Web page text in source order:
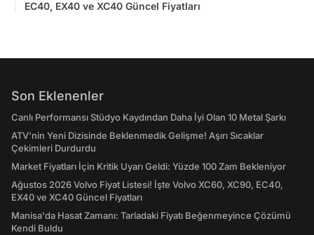
EC40, EX40 ve XC40 Güncel Fiyatları
Son Eklenenler
Canlı Performansı Stüdyo Kaydından Daha İyi Olan 10 Metal Şarkı
ATV'nin Yeni Dizisinde Beklenmedik Gelişme! Aşırı Sıcaklar
Çekimleri Durdurdu
Market Fiyatları İçin Kritik Uyarı Geldi: Yüzde 100 Zam Bekleniyor
Ağustos 2026 Volvo Fiyat Listesi! İşte Volvo XC60, XC90, EC40,
EX40 ve XC40 Güncel Fiyatları
Manisa'da Hasat Zamanı: Tarladaki Fiyatı Beğenmeyince Çözümü
Kendi Buldu